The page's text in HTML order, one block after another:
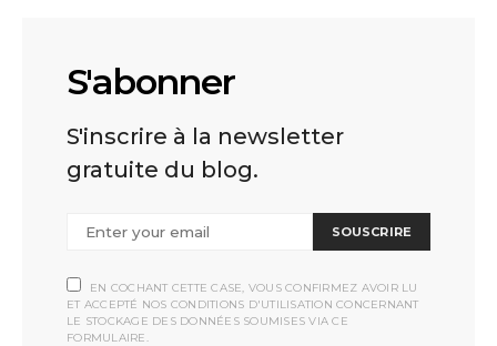
S'abonner
S'inscrire à la newsletter
gratuite du blog.
SOUSCRIRE
EN COCHANT CETTE CASE, VOUS CONFIRMEZ AVOIR LU
ET ACCEPTÉ NOS CONDITIONS D'UTILISATION CONCERNANT
LE STOCKAGE DES DONNÉES SOUMISES VIA CE
FORMULAIRE.